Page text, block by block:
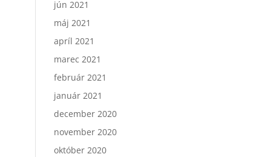
jún 2021
máj 2021
apríl 2021
marec 2021
február 2021
január 2021
december 2020
november 2020
október 2020